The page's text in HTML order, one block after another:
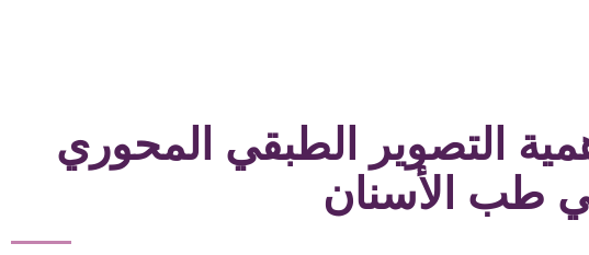
التصوير الطبقي المحوري
طب الأسنان